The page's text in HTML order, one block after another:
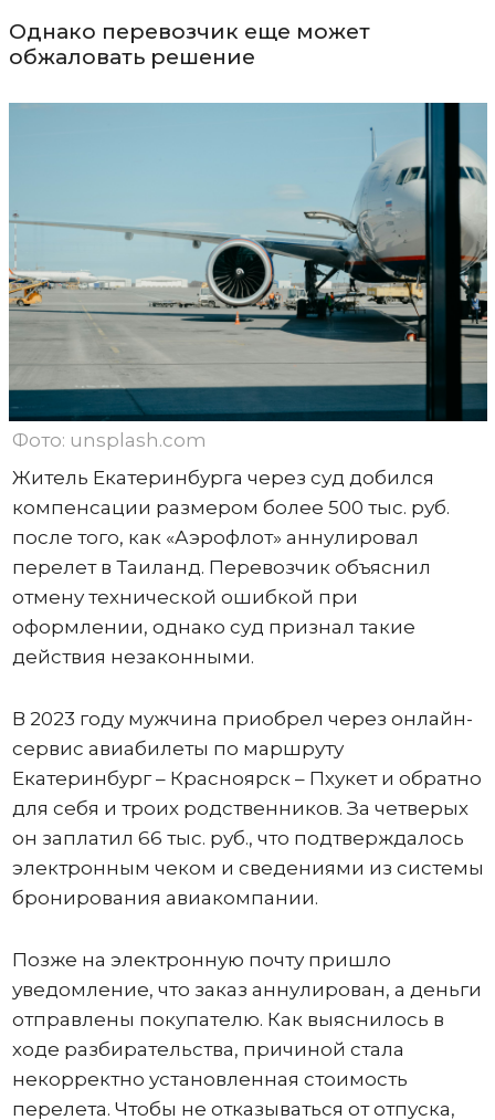
Однако перевозчик еще может
обжаловать решение
Фото: unsplash.com
Житель Екатеринбурга через суд добился
компенсации размером более 500 тыс. руб.
после того, как «Аэрофлот» аннулировал
перелет в Таиланд. Перевозчик объяснил
отмену технической ошибкой при
оформлении, однако суд признал такие
действия незаконными.
В 2023 году мужчина приобрел через онлайн-
сервис авиабилеты по маршруту
Екатеринбург – Красноярск – Пхукет и обратно
для себя и троих родственников. За четверых
он заплатил 66 тыс. руб., что подтверждалось
электронным чеком и сведениями из системы
бронирования авиакомпании.
Позже на электронную почту пришло
уведомление, что заказ аннулирован, а деньги
отправлены покупателю. Как выяснилось в
ходе разбирательства, причиной стала
некорректно установленная стоимость
перелета. Чтобы не отказываться от отпуска,